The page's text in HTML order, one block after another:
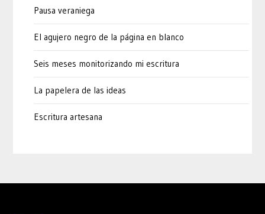
Pausa veraniega
El agujero negro de la página en blanco
Seis meses monitorizando mi escritura
La papelera de las ideas
Escritura artesana